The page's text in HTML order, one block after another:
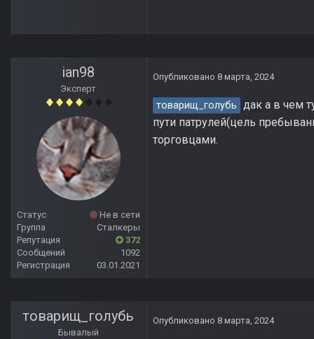
ian98
Эксперт
Статус
Не в сети
Группа
Сталкеры
Репутация
372
Сообщений
1092
Регистрация
03.01.2021
Опубликовано 8 марта, 2024
товарищ_голубь дак а в чем
пути патрулей(цель
торговцами.
товарищ_голубь
Бывалый
Опубликовано 8 марта, 2024